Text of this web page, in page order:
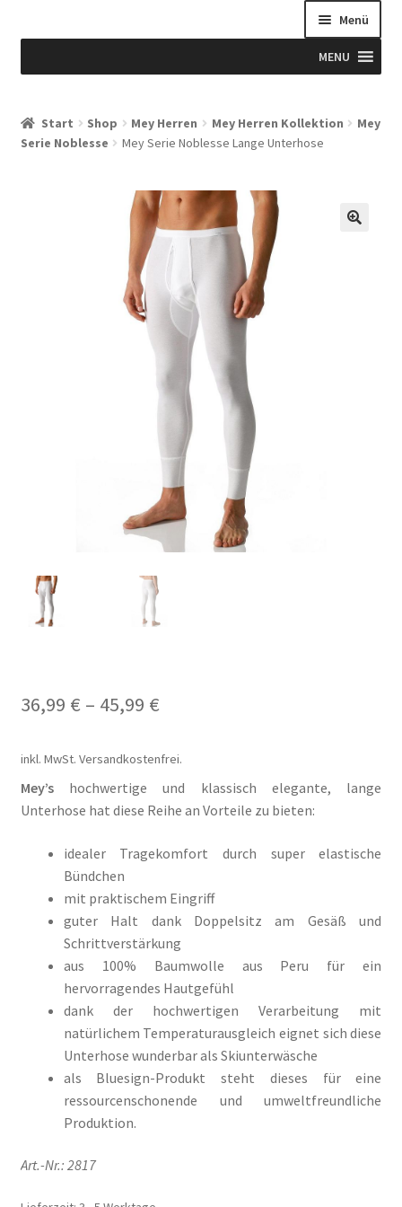
Menü
MENU
Allgemeine Geschäftsbedingungen
Checkout
Cookie-Richtlinie
Echtheit von Bewertungen
Forma de pagamento
Il mio conto
Impresso
Impressum
Informações sobre o envio e formas de pagamento
Informazioni sui metodi di spedizione e di pagamento
Infos zu Versand und Bezahlmethoden
Start Shop Mey Herren Mey Herren Kollektion
Mey
Serie Noblesse
Mey Serie Noblesse Lange Unterhose
36,99 € – 45,99 €
inkl. MwSt. Versandkostenfrei.
Mey’s hochwertige und klassisch elegante, lange
Unterhose hat diese Reihe an Vorteile zu bieten:
idealer Tragekomfort durch super elastische
Bündchen
mit praktischem Eingriff
guter Halt dank Doppelsitz am Gesäß und
Schrittverstärkung
aus 100% Baumwolle aus Peru für ein
hervorragendes Hautgefühl
dank der hochwertigen Verarbeitung mit
natürlichem Temperaturausgleich eignet sich diese
Unterhose wunderbar als Skiunterwäsche
als Bluesign-Produkt steht dieses für eine
ressourcenschonende und umweltfreundliche
Produktion.
Art.-Nr.: 2817